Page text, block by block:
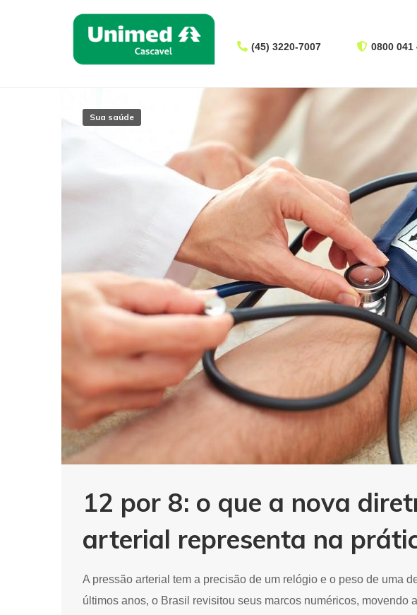
(45) 3220-7007 0800 041
Sua saúde
12 por 8: o que a nova
arterial representa na
A pressão arterial tem a precisão de um relógio e o peso de uma
últimos anos, o Brasil revisitou seus marcos numéricos, movendo